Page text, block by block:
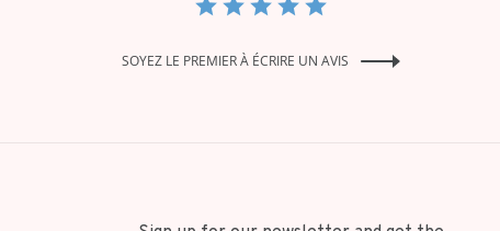
SOYEZ LE PREMIER À ÉCRIRE UN AVIS